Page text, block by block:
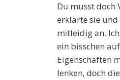
Du musst doch
erklärte sie
mitleidig an.
ein bisschen
Eigenschaften
lenken, doch